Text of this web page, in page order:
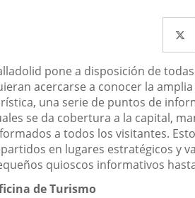
a
pone a disposición de
acercarse a conocer la
una serie de puntos de
se da cobertura a la capital,
a todos los visitantes.
en lugares estratégicos y
quioscos informativos
de Turismo